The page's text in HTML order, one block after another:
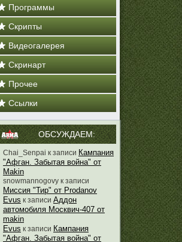
Программы
Скрипты
Видеогалерея
Скринарт
Прочее
Ссылки
ОБСУЖДАЕМ:
Chai_Senpai к записи Кампания
"Афган. Забытая война" от
Makin
snowmannogovy к записи
Миссия "Тир" от Prodanov
Evus к записи Аддон
автомобиля Москвич-407 от
makin
Evus к записи Кампания
"Афган. Забытая война" от